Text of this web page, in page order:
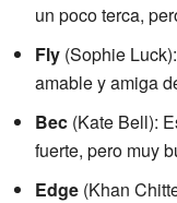
un poco terca,
Fly (Sophie
amable y amiga
Bec (Kate Bell):
fuerte, pero muy
Edge (Khan